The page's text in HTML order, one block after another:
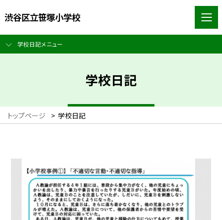
渋谷区立笹塚小学校
学校日記メニュー
学校日記
トップページ > 学校日記